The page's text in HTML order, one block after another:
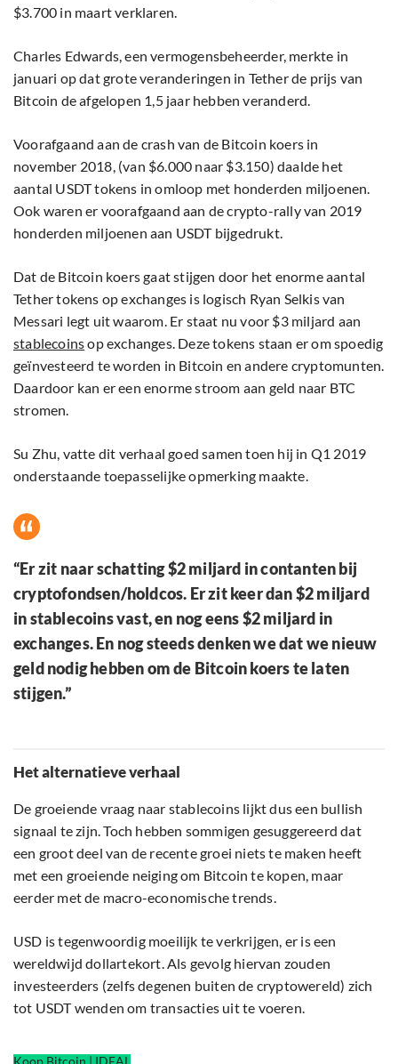
$3.700 in maart verklaren.
Charles Edwards, een vermogensbeheerder, merkte in
januari op datgrote veranderingen in Tether de prijs van
Bitcoin de afgelopen 1,5 jaar hebben veranderd.
Voorafgaand aan de crash van de Bitcoin koers in
november 2018, (van $6.000 naar $3.150) daalde het
aantal USDT tokens in omloop met honderden miljoenen.
Ook waren er voorafgaand aan de crypto-rally van 2019
honderden miljoenen aan USDT bijgedrukt.
Dat de Bitcoin koers gaat stijgen door het enorme aantal
Tether tokens op exchanges is logisch Ryan Selkis van
Messari legt uit waarom. Er staat nu voor $3 miljard aan
stablecoinsop exchanges. Deze tokens staan er om spoedig
geïnvesteerd te worden in Bitcoin en andere cryptomunten.
Daardoor kan er een enorme stroom aan geld naar BTC
stromen.
Su Zhu, vatte dit verhaal goed samen toen hij in Q1 2019
onderstaande toepasselijke opmerking maakte.
“Er zit naar schatting $2 miljard in contanten bij
cryptofondsen/holdcos. Er zit keer dan $2 miljard
in stablecoins vast, en nog eens $2 miljard in
exchanges. En nog steeds denken we dat we nieuw
geld nodig hebben om de Bitcoin koers te laten
stijgen.”
Het alternatieve verhaal
De groeiende vraag naar stablecoins lijkt dus een bullish
signaal te zijn. Toch hebben sommigen gesuggereerd dat
een groot deel van de recente groei niets te maken heeft
met een groeiende neiging om Bitcoin te kopen, maar
eerder met de macro-economische trends.
USD is tegenwoordig moeilijk te verkrijgen, er is een
wereldwijd dollartekort. Als gevolg hiervan zouden
investeerders (zelfs degenen buiten de cryptowereld) zich
tot USDT wenden om transacties uit te voeren.